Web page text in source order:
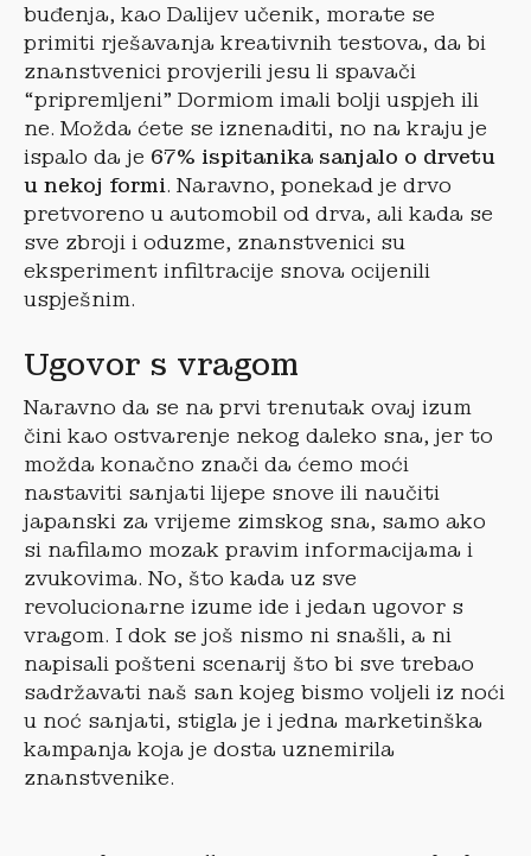
buđenja, kao Dalijev učenik, morate se
primiti rješavanja kreativnih testova, da bi
znanstvenici provjerili jesu li spavači
“pripremljeni” Dormiom imali bolji uspjeh ili
ne. Možda ćete se iznenaditi, no na kraju je
ispalo da je 67% ispitanika sanjalo o drvetu
u nekoj formi. Naravno, ponekad je drvo
pretvoreno u automobil od drva, ali kada se
sve zbroji i oduzme, znanstvenici su
eksperiment infiltracije snova ocijenili
uspješnim.
Ugovor s vragom
Naravno da se na prvi trenutak ovaj izum
čini kao ostvarenje nekog daleko sna, jer to
možda konačno znači da ćemo moći
nastaviti sanjati lijepe snove ili naučiti
japanski za vrijeme zimskog sna, samo ako
si nafilamo mozak pravim informacijama i
zvukovima. No, što kada uz sve
revolucionarne izume ide i jedan ugovor s
vragom. I dok se još nismo ni snašli, a ni
napisali pošteni scenarij što bi sve trebao
sadržavati naš san kojeg bismo voljeli iz noći
u noć sanjati, stigla je i jedna marketinška
kampanja koja je dosta uznemirila
znanstvenike.